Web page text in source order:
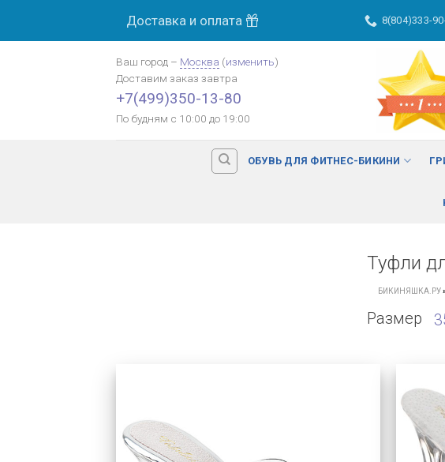
Доставка и оплата 8(804)333-
Ваш город – Москва (изменить)
Доставим заказ завтра
+7(499)350-13-80
По будням с 10:00 до 19:00
ОБУВЬ ДЛЯ ФИТНЕС-БИКИНИ
Туфли
БИКИНЯШКА.РУ
Размер